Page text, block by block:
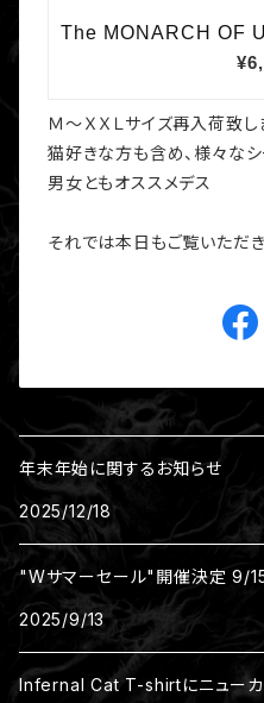
Ｍ～ＸＸＬサイズ再入荷致し
猫好きな方も含め、様々な
男女ともオススメデス
それでは本日もご覧いただ
年末年始に関するお知らせ
2025/12/18
"Wサマーセール"
2025/9/13
Infernal Cat T-shirtにニューカ